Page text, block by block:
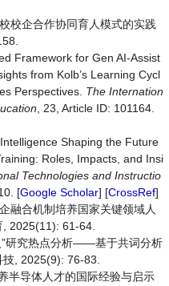
校企合作协同育人模式的实践
Framework for Gen AI-Assist
from Kolb’s Learning Cycl
Perspectives. The Internation
, 23, Article ID: 101164.
Shaping the Future
Roles, Impacts, and Insi
Technologies and Instructio
[Google Scholar] [CrossRef]
融合机制培养国家关键领域人
2025(11): 61-64.
”研究热点分析——基于共词分析
, 2025(9): 76-83.
半导体人才的国际经验与启示